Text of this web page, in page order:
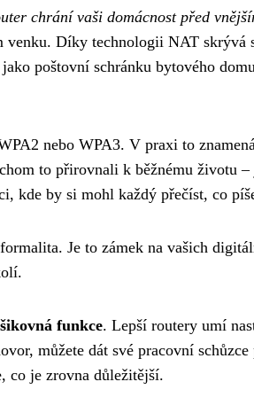
chrání vaši domácnost před
Díky technologii NAT skrývá
poštovní schránku bytového
nebo WPA3. V praxi to
to přirovnali k běžnému životu
kde by si mohl každý přečíst, co
Je to zámek na vašich
funkce. Lepší routery umí
můžete dát své pracovní
co je zrovna důležitější.